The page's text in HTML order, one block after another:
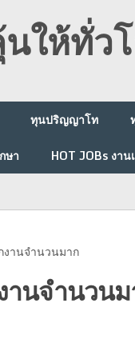
ให้ทั่ว
ทุนปริญญาโท
ษา HOT JOBs งาน
งานจำนวนมาก
านจำนวน